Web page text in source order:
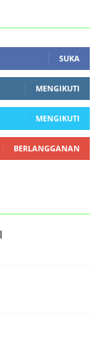
SUKA
MENGIKUTI
MENGIKUTI
BERLANGGANAN